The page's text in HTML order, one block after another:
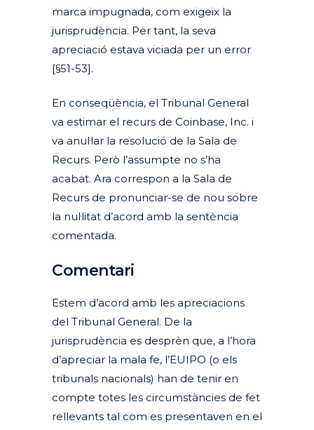
marca impugnada, com exigeix la
jurisprudència. Per tant, la seva
apreciació estava viciada per un error
[§51-53].
En conseqüència, el Tribunal General
va estimar el recurs de Coinbase, Inc. i
va anul·lar la resolució de la Sala de
Recurs. Però l’assumpte no s’ha
acabat. Ara correspon a la Sala de
Recurs de pronunciar-se de nou sobre
la nul·litat d’acord amb la sentència
comentada.
Comentari
Estem d’acord amb les apreciacions
del Tribunal General. De la
jurisprudència es desprèn que, a l’hora
d’apreciar la mala fe, l’EUIPO (o els
tribunals nacionals) han de tenir en
compte totes les circumstàncies de fet
rellevants tal com es presentaven en el